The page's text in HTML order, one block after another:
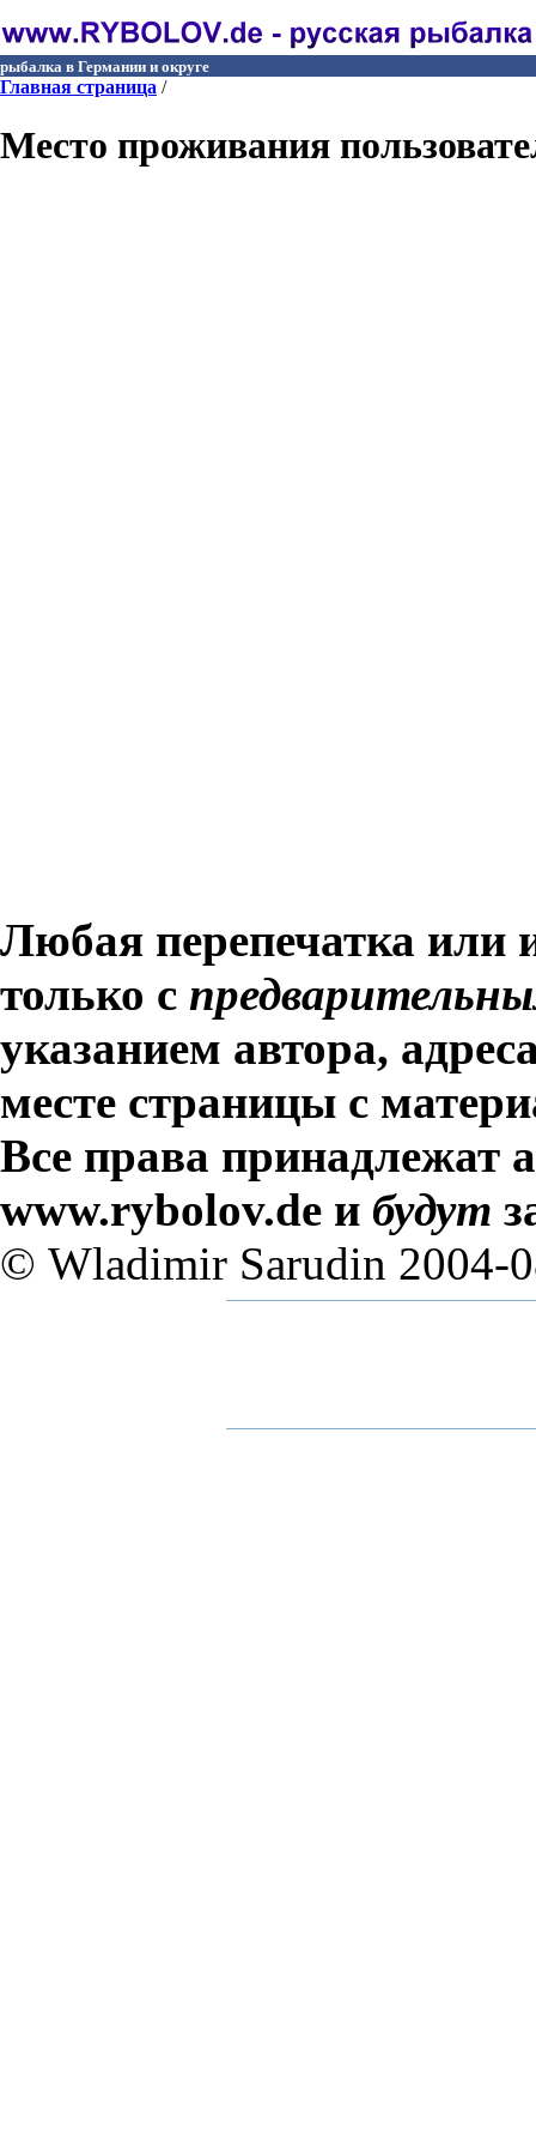
рыбалка в Германии и округе
Главная страница /
Место проживания
Любая перепечатка или
только с
указанием автора,
месте страницы с
Все права принадлежат
www.rybolov.de и будут
© Wladimir Sarudin 2004-